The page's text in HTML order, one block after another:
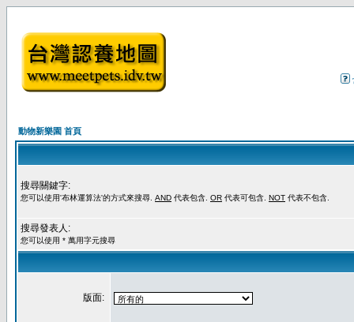
動物新樂園 首頁
搜尋關鍵字:
您可以使用'布林運算法'的方式來搜尋. AND 代表包含. OR 代表可包含. NOT 代表不包含.
搜尋發表人:
您可以使用 * 萬用字元搜尋
版面: